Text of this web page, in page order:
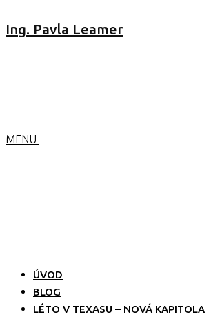
Ing. Pavla Leamer
MENU
ÚVOD
BLOG
LÉTO V TEXASU – NOVÁ KAPITOLA